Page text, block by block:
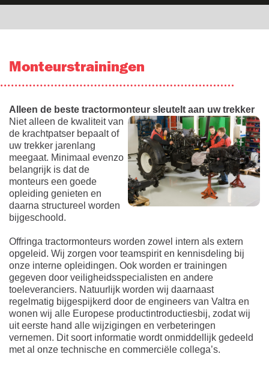
Monteurstrainingen
Alleen de beste tractormonteur sleutelt aan uw trekker
Niet alleen de kwaliteit van
de krachtpatser bepaalt of
uw trekker jarenlang
meegaat. Minimaal evenzo
belangrijk is dat de
monteurs een goede
opleiding genieten en
daarna structureel worden
bijgeschoold.
Offringa tractormonteurs worden zowel intern als extern
opgeleid. Wij zorgen voor teamspirit en kennisdeling bij
onze interne opleidingen. Ook worden er trainingen
gegeven door veiligheidsspecialisten en andere
toeleveranciers. Natuurlijk worden wij daarnaast
regelmatig bijgespijkerd door de engineers van Valtra en
wonen wij alle Europese productintroductiesbij, zodat wij
uit eerste hand alle wijzigingen en verbeteringen
vernemen. Dit soort informatie wordt onmiddellijk gedeeld
met al onze technische en commerciële collega’s.